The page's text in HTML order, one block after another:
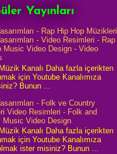
Yayınları
- Rap Hip Hop Müzikleri
- Video Resimleri - Rap
Music Video Design - Video
Kanalı Daha fazla içerikten
için Youtube Kanalımıza
Bunun ...
- Folk ve Country
Video Resimleri - Folk and
Music Video Design
Kanalı Daha fazla içerikten
için Youtube Kanalımıza
ister misiniz? Bunun ...